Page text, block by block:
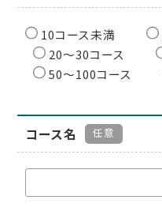
10コース未満
20〜30コース
50〜100コース
コース名 任意